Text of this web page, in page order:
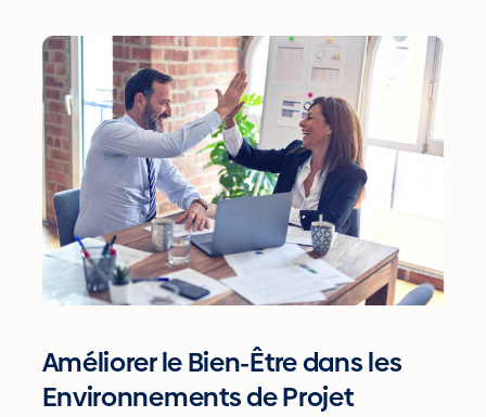
Améliorer
le
Bien-
Être
dans
les
Environnements
Projet
Améliorer le Bien-Être dans les
Environnements de Projet